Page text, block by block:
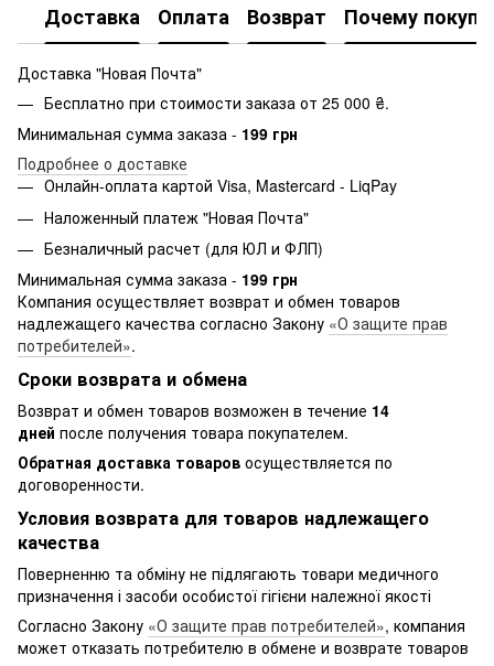
Доставка Оплата Возврат Почему
Доставка "Новая Почта"
Бесплатно при стоимости заказа от 25 000 ₴.
Минимальная сумма заказа - 199 грн
Подробнее о доставке
Онлайн-оплата картой Visa, Mastercard - LiqPay
Наложенный платеж "Новая Почта"
Безналичный расчет (для ЮЛ и ФЛП)
Минимальная сумма заказа - 199 грн
Компания осуществляет возврат и обмен товаров
надлежащего качества согласно Закону «О защите прав
потребителей».
Сроки возврата и обмена
Возврат и обмен товаров возможен в течение 14
дней после получения товара покупателем.
Обратная доставка товаров осуществляется по
договоренности.
Условия возврата для товаров надлежащего
качества
Поверненню та обміну не підлягають товари медичного
призначення і засоби особистої гігієни належної якості
Согласно Закону «О защите прав потребителей», компания
может отказать потребителю в обмене и возврате товаров